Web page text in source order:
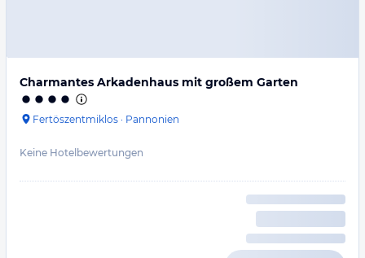
Charmantes Arkadenhaus mit großem Garten
Fertöszentmiklos · Pannonien
Keine Hotelbewertungen